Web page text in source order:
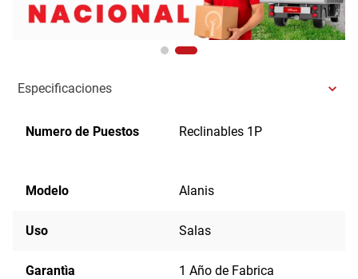
Especificaciones
Numero de Puestos Reclinables 1P
Modelo Alanis
Uso Salas
Garantìa 1 Año de Fabrica